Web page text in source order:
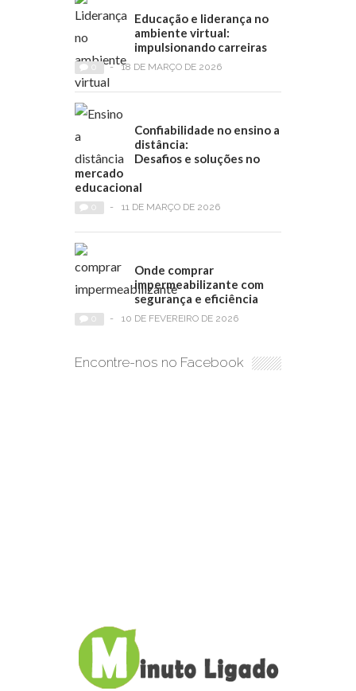
Educação e liderança no
ambiente virtual:
impulsionando carreiras
- 18 DE MARÇO DE 2026
Confiabilidade no ensino a
distância:
Desafios e soluções no
mercado
educacional
- 11 DE MARÇO DE 2026
Onde comprar
impermeabilizante com
segurança e eficiência
- 10 DE FEVEREIRO DE 2026
Encontre-nos no Facebook